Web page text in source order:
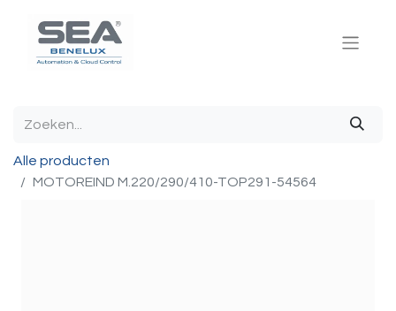
Alle producten
MOTOREIND M.220/290/410-TOP291-54564